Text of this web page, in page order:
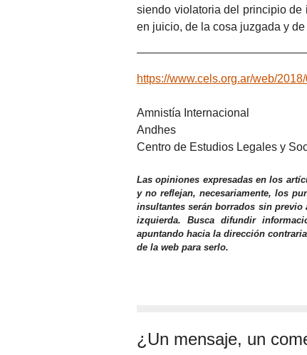
siendo violatoria del principio
en juicio, de la cosa juzgada y
https://www.cels.org.ar/web/
Amnistía Internacional
Andhes
Centro de Estudios Legales y
Las opiniones expresadas en los
y no reflejan, necesariamente, los
insultantes serán borrados sin
izquierda. Busca difundir
apuntando hacia la dirección
de la web para serlo.
¿Un mensaje, un